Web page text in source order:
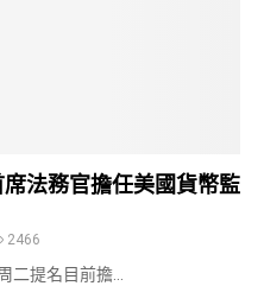
法務官擔任美國貨幣監
2466
提名目前擔...